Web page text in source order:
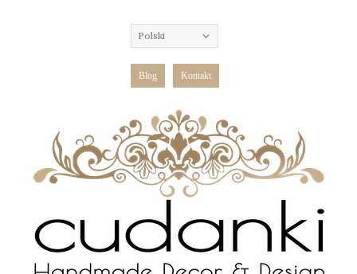
Polski
Blog Kontakt